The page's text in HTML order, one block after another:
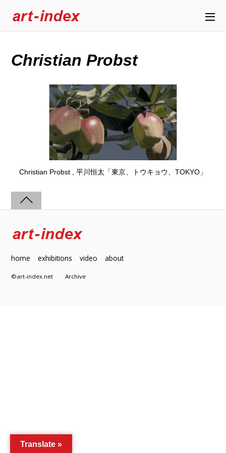
Christian Probst
Christian Probst , 平川恒太「東京、トウキョウ、TOKYO」
home exhibitions video about
©art-index.netArchive
Translate »